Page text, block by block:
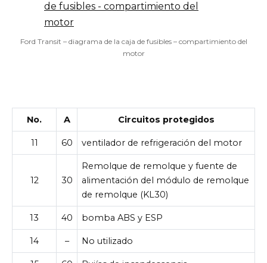
Ford Transit – diagrama de la caja de fusibles – compartimiento del
motor
No. A Circuitos protegidos
11 60 ventilador de refrigeración del motor
12 30
Remolque de remolque y fuente de
alimentación del módulo de remolque
de remolque (KL30)
13 40 bomba ABS y ESP
14 – No utilizado